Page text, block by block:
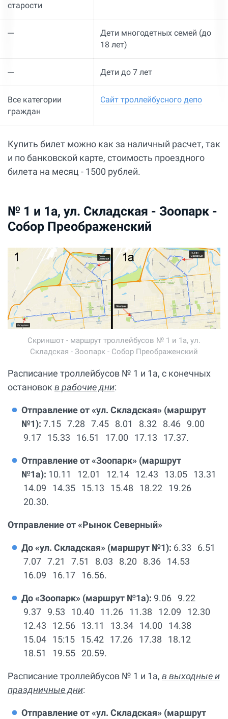
старости
---
Дети многодетных семей (до
18 лет)
--- Дети до 7 лет
Все категории
граждан
Сайт троллейбусного депо
Купить билет можно как за наличный расчет, так
и по банковской карте, стоимость проездного
билета на месяц - 1500 рублей.
№ 1 и 1а, ул. Складская - Зоопарк -
Собор Преображенский
Скриншот - маршрут троллейбусов № 1 и 1а, ул.
Складская - Зоопарк - Собор Преображенский
Расписание троллейбусов № 1 и 1а, с конечных
остановок в рабочие дни:
Отправление от «ул. Складская» (маршрут
№1): 7.15 7.28 7.45 8.01 8.32 8.46 9.00
9.17 15.33 16.51 17.00 17.13 17.37.
Отправление от «Зоопарк» (маршрут
№1а): 10.11 12.01 12.14 12.43 13.05 13.31
14.09 14.35 15.13 15.48 18.22 19.26
20.30.
Отправление от «Рынок Северный»
До «ул. Складская» (маршрут №1): 6.33 6.51
7.07 7.21 7.51 8.03 8.20 8.36 14.53
16.09 16.17 16.56.
До «Зоопарк» (маршрут №1а): 9.06 9.22
9.37 9.53 10.40 11.26 11.38 12.09 12.30
12.43 12.56 13.11 13.34 14.00 14.38
15.04 15:15 15.42 17.26 17.38 18.12
18.51 19.55 20.59.
Расписание троллейбусов № 1 и 1а, в выходные и
праздничные дни:
Отправление от «ул. Складская» (маршрут